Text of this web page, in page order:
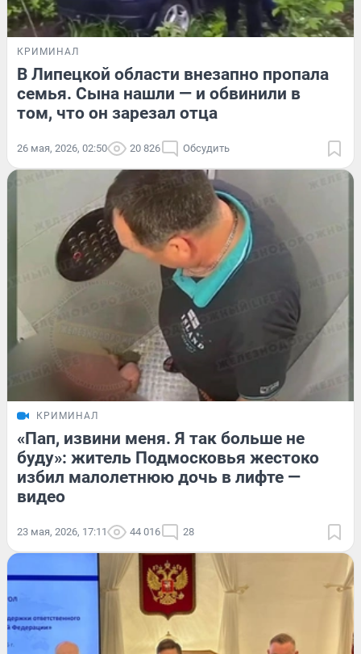
КРИМИНАЛ
В Липецкой области внезапно пропала
семья. Сына нашли — и обвинили в
том, что он зарезал отца
26 мая, 2026, 02:50 20 826 Обсудить
КРИМИНАЛ
«Пап, извини меня. Я так больше не
буду»: житель Подмосковья жестоко
избил малолетнюю дочь в лифте —
видео
23 мая, 2026, 17:11 44 016 28